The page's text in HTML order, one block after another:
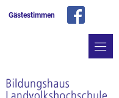
Gästestimmen